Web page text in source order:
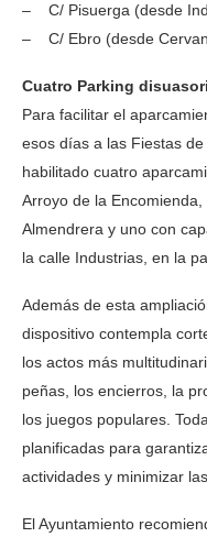
– C/ Pisuerga (desde
– C/ Ebro (desde
Cuatro Parking
Para facilitar el
esos días a las Fiestas
habilitado cuatro
Arroyo de la
Almendrera y uno con
la calle Industrias, en la
Además de esta
dispositivo contempla
los actos más
peñas, los encierros, la
los juegos populares.
planificadas para
actividades y minimizar
El Ayuntamiento